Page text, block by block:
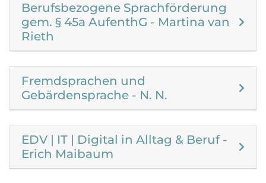
Berufsbezogene Sprachförderung
gem. § 45a AufenthG - Martina van
Rieth
Fremdsprachen und
Gebärdensprache - N. N.
EDV | IT | Digital in Alltag & Beruf -
Erich Maibaum